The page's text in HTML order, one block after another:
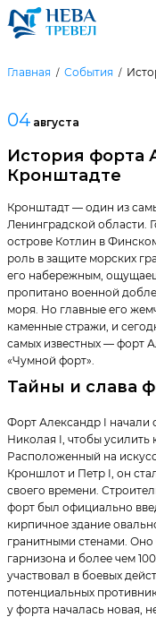
Главная События
04 августа
История форта
Кронштадте
Кронштадт — один из
Ленинградской области.
острове Котлин в
роль в защите морских
его набережным,
пропитано военной
моря. Но главные его
каменные стражи, и
самых известных — форт
«Чумной форт».
Тайны и слава
Форт Александр I начали
Николая I, чтобы
Расположенный на
Кроншлот и Петр I, он
своего времени.
форт был официально
кирпичное здание
гранитными стенами. Оно
гарнизона и более чем
участвовал в боевых
потенциальных
у форта началась новая,